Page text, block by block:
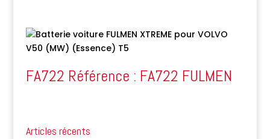
FA722 Référence : FA722 FULMEN
Articles récents